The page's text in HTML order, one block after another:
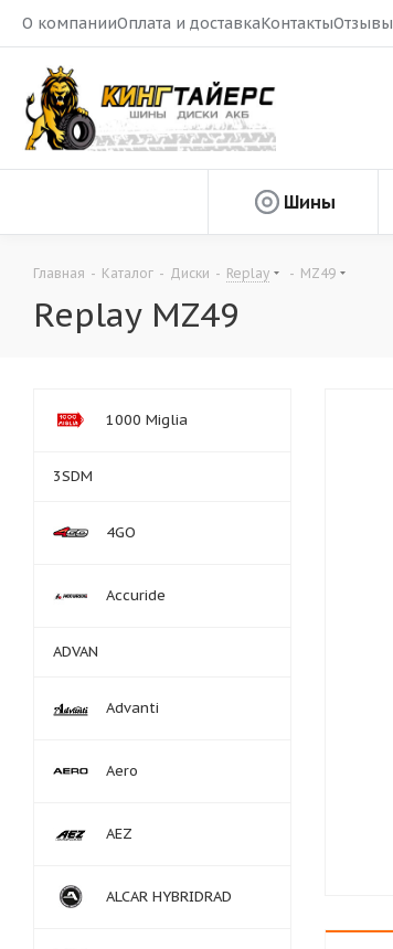
О компанииОплата и доставкаКонтактыОтзывы
Шины
Главная - Каталог - Диски - Replay - MZ49
Replay MZ49
1000 Miglia
3SDM
4GO
Accuride
ADVAN
Advanti
Aero
AEZ
ALCAR HYBRIDRAD